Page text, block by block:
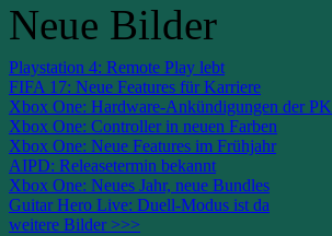
Neue Bilder
Playstation 4: Remote Play lebt
FIFA 17: Neue Features für Karriere
Xbox One: Hardware-Ankündigungen der PK
Xbox One: Controller in neuen Farben
Xbox One: Neue Features im Frühjahr
AIPD: Releasetermin bekannt
Xbox One: Neues Jahr, neue Bundles
Guitar Hero Live: Duell-Modus ist da
weitere Bilder >>>